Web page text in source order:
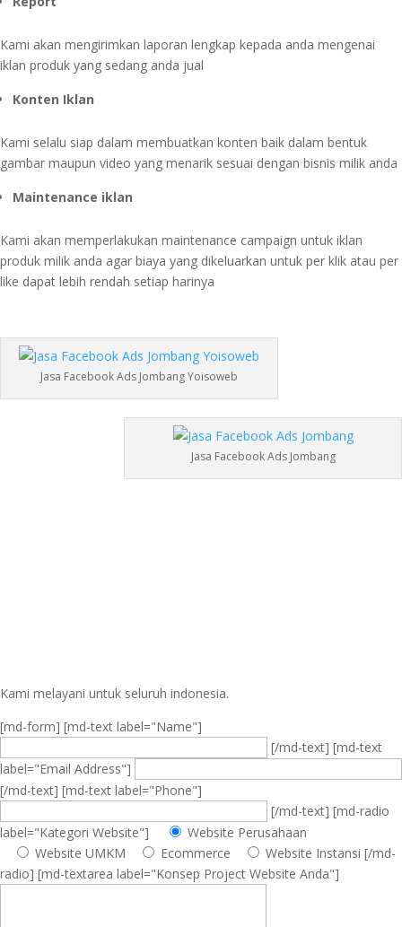
Kami akan mengirimkan laporan lengkap kepada anda mengenai
iklan produk yang sedang anda jual
Konten Iklan
Kami selalu siap dalam membuatkan konten baik dalam bentuk
gambar maupun video yang menarik sesuai dengan bisnis milik anda
Maintenance iklan
Kami akan memperlakukan maintenance campaign untuk iklan
produk milik anda agar biaya yang dikeluarkan untuk per klik atau per
like dapat lebih rendah setiap harinya
Jasa Facebook Ads Jombang Yoisoweb
Jasa Facebook Ads Jombang
Kami melayani untuk seluruh indonesia.
[md-form] [md-text label="Name"]
[/md-text] [md-text
label="Email Address"]
[/md-text] [md-text label="Phone"]
[/md-text] [md-radio
label="Kategori Website"]
Website Perusahaan
Website UMKM
Ecommerce Website Instansi [/md-
radio] [md-textarea label="Konsep Project Website Anda"]